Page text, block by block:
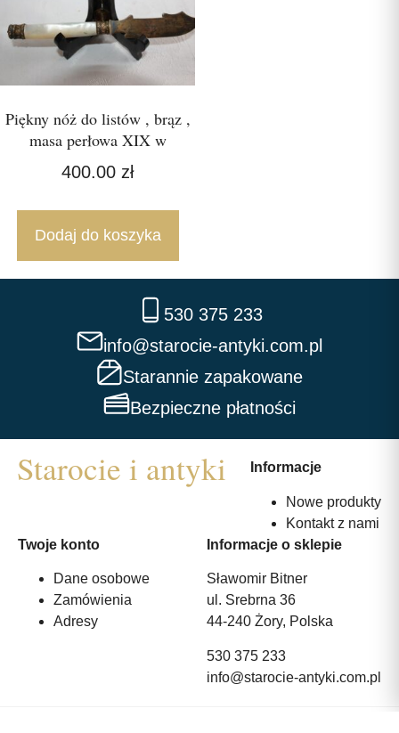
Piękny nóż do listów , brąz ,
masa perłowa XIX w
400.00 zł
Dodaj do koszyka
530 375 233
info@starocie-antyki.com.pl
Starannie zapakowane
Bezpieczne płatności
Informacje
Nowe produkty
Kontakt z nami
Twoje konto
Dane osobowe
Zamówienia
Adresy
Informacje o sklepie
Sławomir Bitner
ul. Srebrna 36
44-240 Żory, Polska
530 375 233
info@starocie-antyki.com.pl